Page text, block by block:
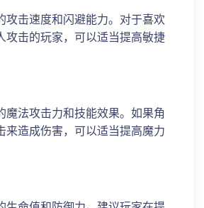
攻击速度和闪避能力。对于喜欢
攻击的玩家，可以适当提高敏捷
魔法攻击力和技能效果。如果角
来造成伤害，可以适当提高魔力